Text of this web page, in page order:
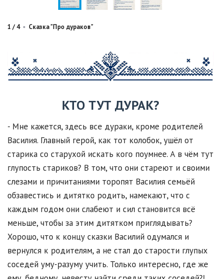
1 /4• Сказка "Про дураков"
КТО ТУТ ДУРАК?
- Мне кажется, здесь все дураки, кроме родителей
Василия. Главный герой, как тот колобок, ушёл от
старика со старухой искать кого поумнее. А в чём тут
глупость стариков? В том, что они стареют и своими
слезами и причитаниями торопят Василия семьёй
обзавестись и дитятко родить, намекают, что с
каждым годом они слабеют и сил становится всё
меньше, чтобы за этим дитятком приглядывать?
Хорошо, что к концу сказки Василий одумался и
вернулся к родителям, а не стал до старости глупых
соседей уму-разуму учить. Только интересно, где же